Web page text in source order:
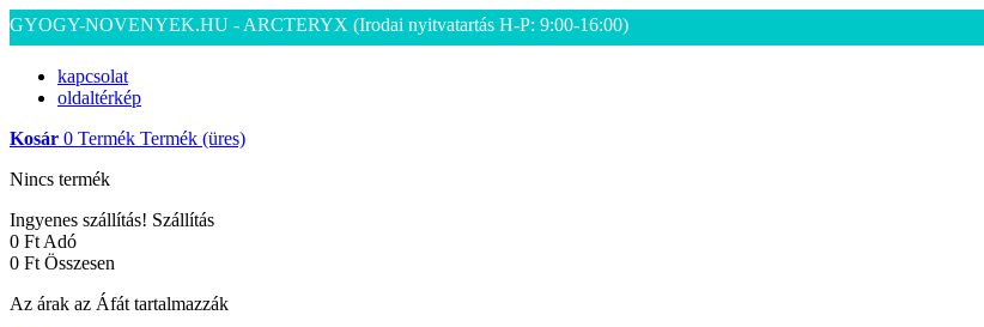
GYOGY-NOVENYEK.HU - ARCTERYX (Irodai nyitvatartás H-P: 9:00-16:00)
kapcsolat
oldaltérkép
Kosár 0 Termék Termék (üres)
Nincs termék
Ingyenes szállítás! Szállítás
0 Ft‎ Adó
0 Ft‎ Összesen
Az árak az Áfát tartalmazzák